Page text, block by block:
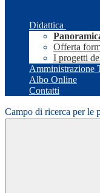
Didattica
Offerta
I progetti
Amministrazione
Albo Online
Contatti
Campo di ricerca per le